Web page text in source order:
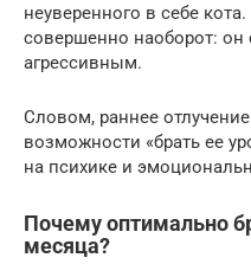
неуверенного в себе
совершенно наоборот: он
агрессивным.
Словом, раннее
возможности «брать ее
на психике и
Почему оптимально
месяца?